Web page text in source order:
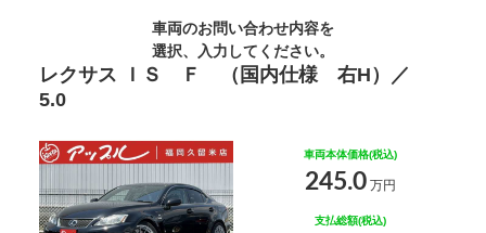
車両のお問い合わせ内容を
選択、入力してください。
レクサス ＩＳ Ｆ （国内仕様 右H）／
5.0
車両本体価格(税込)
245.0万円
支払総額(税込)